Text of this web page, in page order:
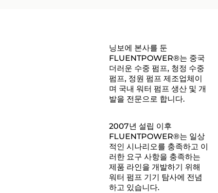
록 설계되었습니다.
닝보에 본사를 둔
FLUENTPOWER®는 중국
더러운 수중 펌프, 청정 수중
펌프, 정원 펌프 제조업체이
며 국내 워터 펌프 생산 및 개
발을 전문으로 합니다.
2007년 설립 이후
FLUENTPOWER®는 일상
적인 시나리오를 충족하고 이
러한 요구 사항을 충족하는
제품 라인을 개발하기 위해
워터 펌프 기기 탐사에 전념
하고 있습니다.